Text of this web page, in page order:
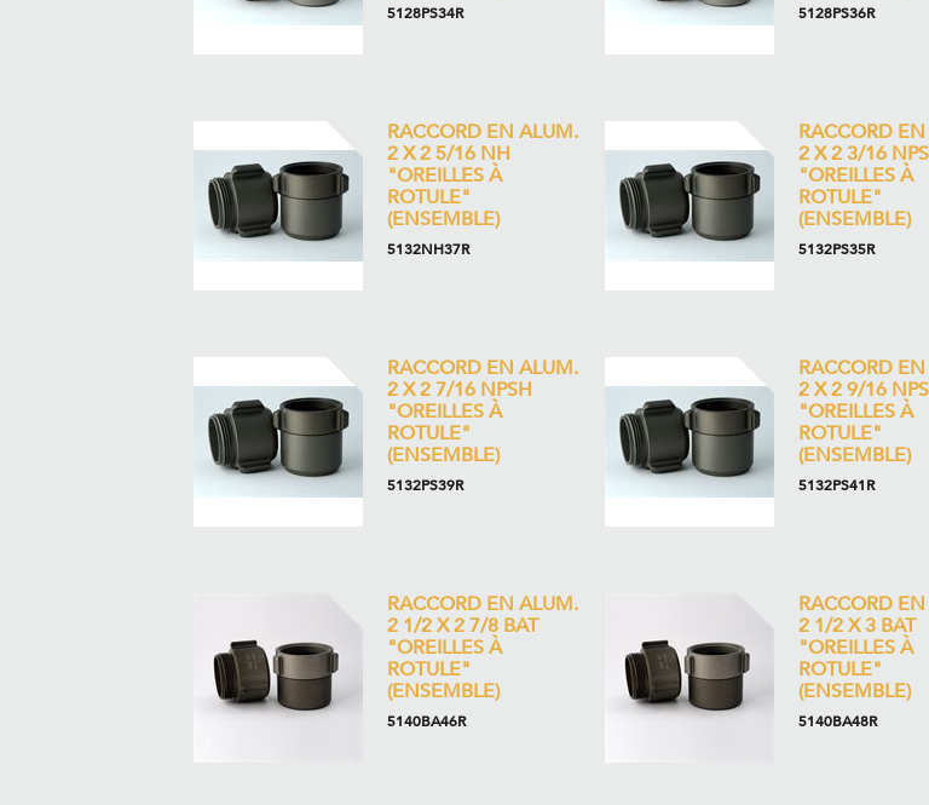
5128PS34R 5128PS36R
RACCORD EN ALUM.
2 X 2 5/16 NH
"OREILLES À
ROTULE"
(ENSEMBLE)
5132NH37R
RACCORD
2 X 2 3/16
"OREILLES À
ROTULE"
(ENSEMBLE)
5132PS35R
RACCORD EN ALUM.
2 X 2 7/16 NPSH
"OREILLES À
ROTULE"
(ENSEMBLE)
5132PS39R
RACCORD
2 X 2 9/16
"OREILLES À
ROTULE"
(ENSEMBLE)
5132PS41R
RACCORD EN ALUM.
2 1/2 X 2 7/8 BAT
"OREILLES À
ROTULE"
(ENSEMBLE)
5140BA46R
RACCORD
2 1/2 X 3 BAT
"OREILLES À
ROTULE"
(ENSEMBLE)
5140BA48R